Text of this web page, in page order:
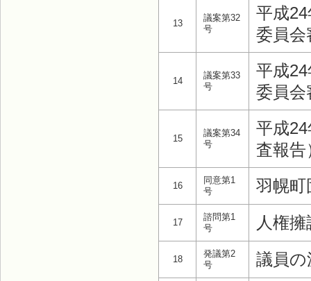
13
議案第32
号
平成
委員会
14
議案第33
号
平成
委員会
15
議案第34
号
平成
査報告
16
同意第1
号
羽幌町
17
諮問第1
号
人権
18
発議第2
号
議員